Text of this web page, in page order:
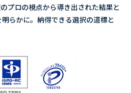
プロの視点から導き出された結果と
らかに。納得できる選択の道標と